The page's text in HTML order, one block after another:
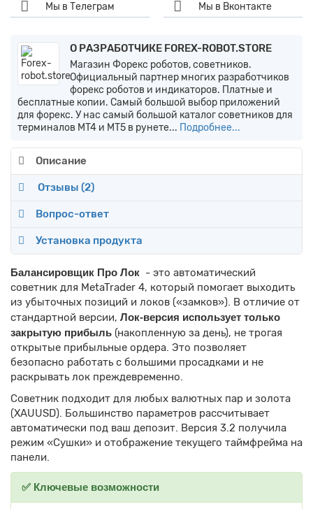
Мы в Телеграм Мы в Вконтакте
О РАЗРАБОТЧИКЕ FOREX-ROBOT.STORE
Магазин Форекс роботов, советников.
Официальный партнер многих разработчиков
форекс роботов и индикаторов. Платные и
бесплатные копии. Самый большой выбор приложений
для форекс. У нас самый большой каталог советников для
терминалов MT4 и MT5 в рунете... Подробнее...
Описание
Отзывы (2)
Вопрос-ответ
Установка продукта
Балансировщик Про Лок - это автоматический
советник для MetaTrader 4, который помогает выходить
из убыточных позиций и локов («замков»). В отличие от
стандартной версии, Лок-версия использует только
закрытую прибыль (накопленную за день), не трогая
открытые прибыльные ордера. Это позволяет
безопасно работать с большими просадками и не
раскрывать лок преждевременно.
Советник подходит для любых валютных пар и золота
(XAUUSD). Большинство параметров рассчитывает
автоматически под ваш депозит. Версия 3.2 получила
режим «Сушки» и отображение текущего таймфрейма на
панели.
✅ Ключевые возможности